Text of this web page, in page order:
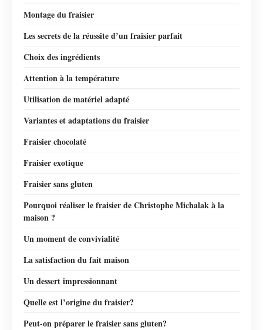
Montage du fraisier
Les secrets de la réussite d’un fraisier parfait
Choix des ingrédients
Attention à la température
Utilisation de matériel adapté
Variantes et adaptations du fraisier
Fraisier chocolaté
Fraisier exotique
Fraisier sans gluten
Pourquoi réaliser le fraisier de Christophe Michalak à la
maison ?
Un moment de convivialité
La satisfaction du fait maison
Un dessert impressionnant
Quelle est l’origine du fraisier?
Peut-on préparer le fraisier sans gluten?